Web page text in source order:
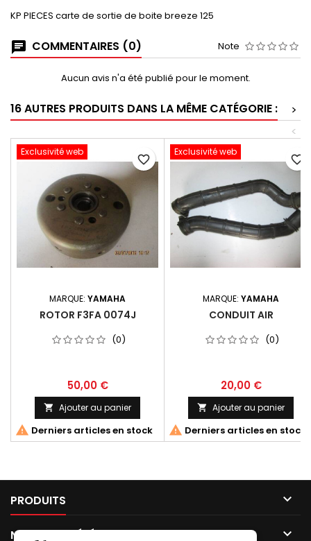
KP PIECES carte de sortie de boite breeze 125
COMMENTAIRES (0) Note
Aucun avis n'a été publié pour le moment.
16 AUTRES PRODUITS DANS LA MÊME CATÉGORIE :
>
<
Exclusivité web
MARQUE: YAMAHA
ROTOR F3FA 0074J
(0)
50,00 €
 Ajouter au panier
 Derniers articles en stock
favorite_border
Exclusivité web
MARQUE: YAMAHA
CONDUIT AIR
(0)
20,00 €
 Ajouter au panier
 Derniers articles en stock
favorite_border
PRODUITS 
NOTRE SOCIÉTÉ 